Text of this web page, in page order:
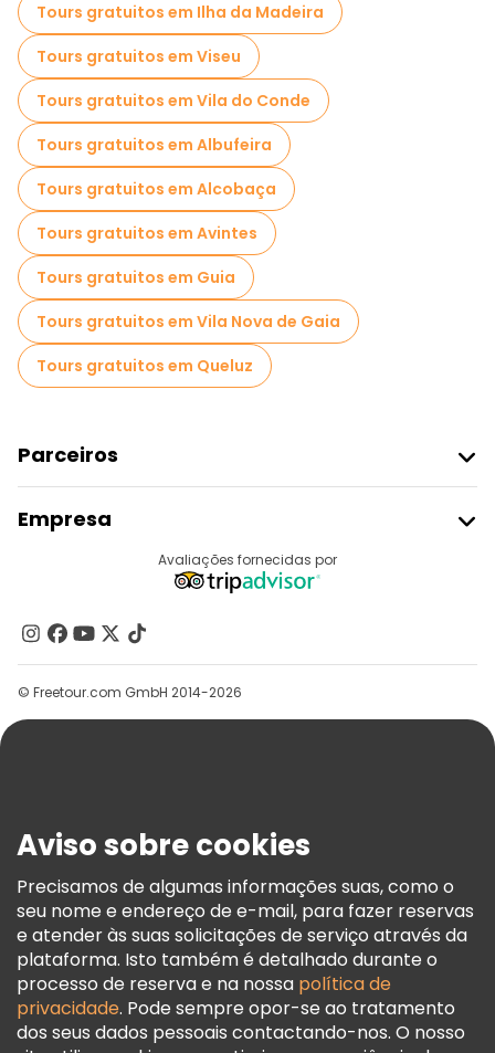
Tours gratuitos em Ilha da Madeira
Tours gratuitos em Viseu
Tours gratuitos em Vila do Conde
Tours gratuitos em Albufeira
Tours gratuitos em Alcobaça
Tours gratuitos em Avintes
Tours gratuitos em Guia
Tours gratuitos em Vila Nova de Gaia
Tours gratuitos em Queluz
Parceiros
Registo Do Fornecedor
Programa De Afiliados
Empresa
Contacte-Nos
Grupos
Ajuda
Termos E Informações Legais
Política De Cookies
Freetour Prémios
Programa De Fidelidade
Avaliações fornecidas por
© Freetour.com GmbH 2014-2026
Aviso sobre cookies
Precisamos de algumas informações suas, como o
seu nome e endereço de e-mail, para fazer reservas
e atender às suas solicitações de serviço através da
plataforma. Isto também é detalhado durante o
processo de reserva e na nossa política de
privacidade. Pode sempre opor-se ao tratamento
dos seus dados pessoais contactando-nos. O nosso